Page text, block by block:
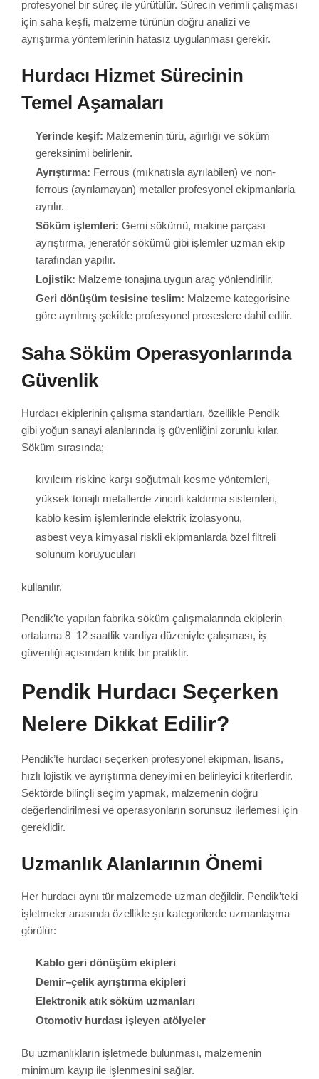
profesyonel bir süreç ile yürütülür. Sürecin verimli çalışması
için saha keşfi, malzeme türünün doğru analizi ve
ayrıştırma yöntemlerinin hatasız uygulanması gerekir.
Hurdacı Hizmet Sürecinin
Temel Aşamaları
Yerinde keşif: Malzemenin türü, ağırlığı ve söküm
gereksinimi belirlenir.
Ayrıştırma: Ferrous (mıknatısla ayrılabilen) ve non-
ferrous (ayrılamayan) metaller profesyonel ekipmanlarla
ayrılır.
Söküm işlemleri: Gemi sökümü, makine parçası
ayrıştırma, jeneratör sökümü gibi işlemler uzman ekip
tarafından yapılır.
Lojistik: Malzeme tonajına uygun araç yönlendirilir.
Geri dönüşüm tesisine teslim: Malzeme kategorisine
göre ayrılmış şekilde profesyonel proseslere dahil edilir.
Saha Söküm Operasyonlarında
Güvenlik
Hurdacı ekiplerinin çalışma standartları, özellikle Pendik
gibi yoğun sanayi alanlarında iş güvenliğini zorunlu kılar.
Söküm sırasında;
kıvılcım riskine karşı soğutmalı kesme yöntemleri,
yüksek tonajlı metallerde zincirli kaldırma sistemleri,
kablo kesim işlemlerinde elektrik izolasyonu,
asbest veya kimyasal riskli ekipmanlarda özel filtreli
solunum koruyucuları
kullanılır.
Pendik’te yapılan fabrika söküm çalışmalarında ekiplerin
ortalama 8–12 saatlik vardiya düzeniyle çalışması, iş
güvenliği açısından kritik bir pratiktir.
Pendik Hurdacı Seçerken
Nelere Dikkat Edilir?
Pendik’te hurdacı seçerken profesyonel ekipman, lisans,
hızlı lojistik ve ayrıştırma deneyimi en belirleyici kriterlerdir.
Sektörde bilinçli seçim yapmak, malzemenin doğru
değerlendirilmesi ve operasyonların sorunsuz ilerlemesi için
gereklidir.
Uzmanlık Alanlarının Önemi
Her hurdacı aynı tür malzemede uzman değildir. Pendik’teki
işletmeler arasında özellikle şu kategorilerde uzmanlaşma
görülür:
Kablo geri dönüşüm ekipleri
Demir–çelik ayrıştırma ekipleri
Elektronik atık söküm uzmanları
Otomotiv hurdası işleyen atölyeler
Bu uzmanlıkların işletmede bulunması, malzemenin
minimum kayıp ile işlenmesini sağlar.